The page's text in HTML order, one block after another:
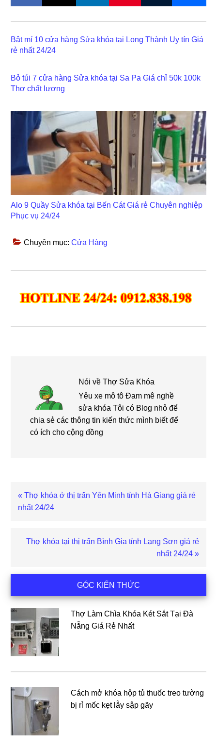
Bật mí 10 cửa hàng Sửa khóa tại Long Thành Uy tín Giá
rẻ nhất 24/24
Bỏ túi 7 cửa hàng Sửa khóa tại Sa Pa Giá chỉ 50k 100k
Thợ chất lượng
Alo 9 Quầy Sửa khóa tại Bến Cát Giá rẻ Chuyên nghiệp
Phục vụ 24/24
Chuyên mục:Cửa Hàng
Nói vềThợ Sửa Khóa
Yêu xe mô tô Đam mê nghề
sửa khóa Tôi có Blog nhỏ để
chia sẻ các thông tin kiến thức mình biết để
có ích cho cộng đồng
Bài
viết
« Thợ khóa ở thị trấn Yên Minh tỉnh Hà Giang giá rẻ
nhất 24/24
Bài
Thợ khóa tại thị trấn Bình Gia tỉnh Lạng Sơn giá rẻ
nhất 24/24 »
chính
GÓC KIẾN THỨC
Thợ Làm Chìa Khóa Két Sắt Tại Đà
Nẵng Giá Rẻ Nhất
Cách mở khóa hộp tủ thuốc treo tường
bị rỉ mốc kẹt lẫy sập gãy